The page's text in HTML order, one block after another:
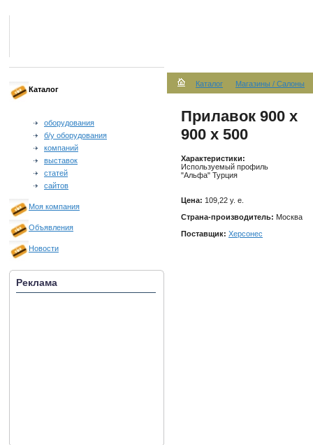
Каталог
оборудования
б/у оборудования
компаний
выставок
статей
сайтов
Моя компания
Объявления
Новости
Реклама
Каталог Магазины / Салоны
Прилавок 900 х
900 х 500
Характеристики:
Используемый профиль
"Альфа" Турция
Цена: 109,22 у. е.
Страна-производитель: Москва
Поставщик: Херсонес